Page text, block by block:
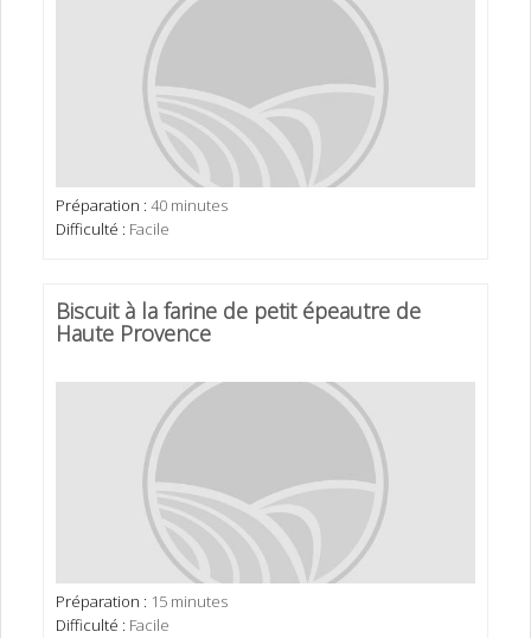
Préparation : 40 minutes
Difficulté : Facile
Biscuit à la farine de petit épeautre de
Haute Provence
Préparation : 15 minutes
Difficulté : Facile